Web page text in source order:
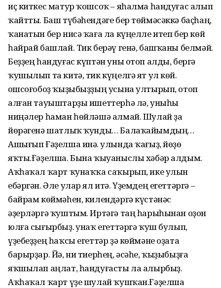
иҫ киткес матур ҡошсоҡ – яһалма һандуғас алып
ҡайтты. Баш түбәһендәге бер төймәсәккә баҫ­һаң,
ҡанатын бер нисә ҡаға ла күңелле итеп бер көй
һайрай башлай. Тик берәү генә, баш­ҡаны белмәй.
Беҙҙең һандуғас күптән уны отоп алды, бергә
ҡушылып та китә, тик күңелгә ят ул көй.
Ҡошсоғобоҙ ҡыҙыбыҙҙың усына ултырып, отоп
алған тауыштарҙы ишеттерһә лә, уныһы
ниңәлер һаман һөйләшә алмай. Шулай ҙа
йөрәгенә шатлыҡ ҡунды… Балаҡайымдың…
Ашығып Ғәҙелша инә. Ҡулында ҡағыҙ, йөҙө
яҡты.Ғәҙелша. Бына ҡыуаныслы хәбәр алдым.
Аҡһаҡал ҡарт ҡунаҡҡа саҡырып, ике улын
ебәргән. Әле улар ял итә. Үҙемдең егеттәргә –
байрам көймәһен, килендәргә күстәнәс
әҙерләргә ҡуштым. Иртәгә таң һарыһынан оҙон
юлға сығырбыҙ. Ҡунаҡ егеттәргә ҡуш булып,
үҙебеҙҙең һаҡсы егеттәр ҙә көймәне оҙата
барырҙар. Йә, ни тиерһең, әсәһе, ҡыҙыбыҙға
яҡшылап аңлат, һандуғасты ла алырбыҙ.
Аҡһаҡал ҡарт үҙе шулай ҡуш­ҡан.Ғәҙелша